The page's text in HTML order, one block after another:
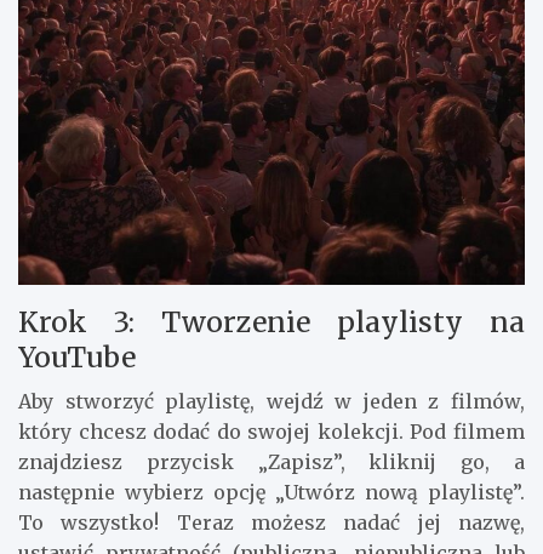
Krok 3: Tworzenie playlisty na
YouTube
Aby stworzyć playlistę, wejdź w jeden z filmów,
który chcesz dodać do swojej kolekcji. Pod filmem
znajdziesz przycisk „Zapisz”, kliknij go, a
następnie wybierz opcję „Utwórz nową playlistę”.
To wszystko! Teraz możesz nadać jej nazwę,